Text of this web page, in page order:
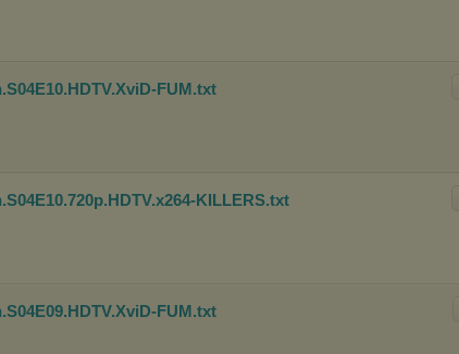
FUM .txt
KILLERS.txt
FUM .txt